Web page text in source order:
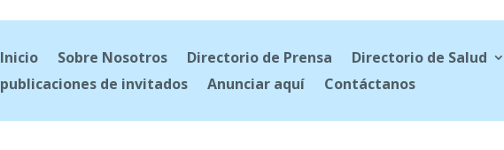
Inicio Sobre Nosotros Directorio de Prensa Directorio de Salud
publicaciones de invitados
Anunciar aquí Contáctanos